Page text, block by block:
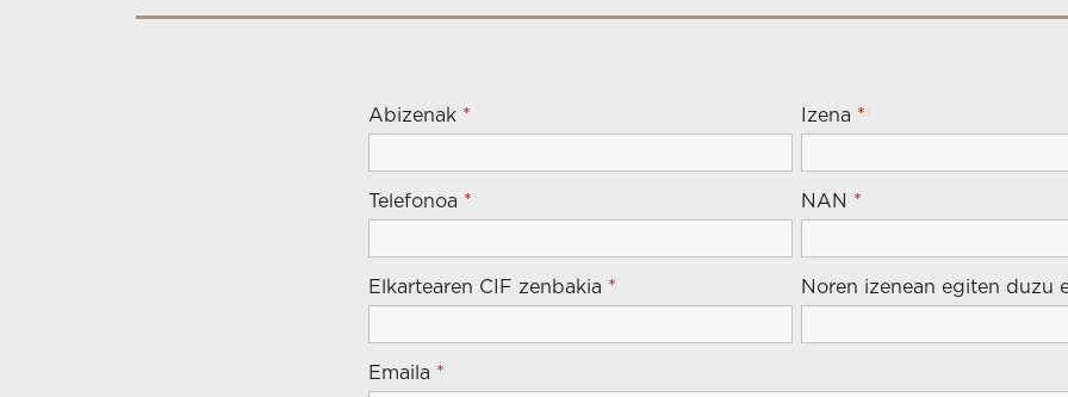
Izena *
Abizenak *
NAN *
Telefonoa *
Noren izenean egiten duzu
Elkartearen CIF zenbakia *
Emaila *